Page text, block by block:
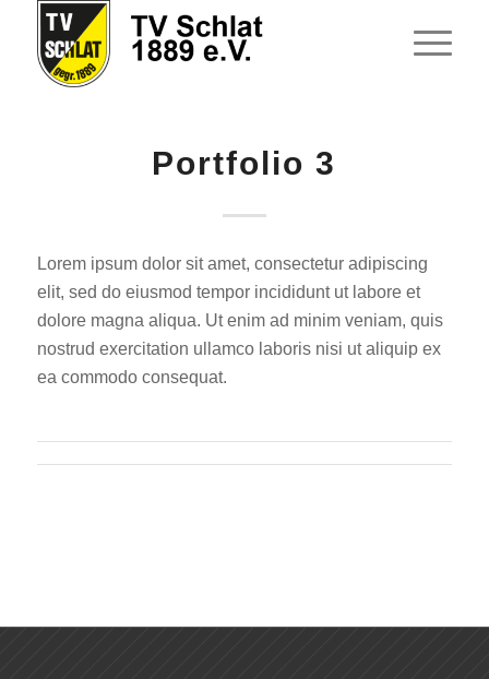
Portfolio 3
Lorem ipsum dolor sit amet, consectetur adipiscing
elit, sed do eiusmod tempor incididunt ut labore et
dolore magna aliqua. Ut enim ad minim veniam, quis
nostrud exercitation ullamco laboris nisi ut aliquip ex
ea commodo consequat.